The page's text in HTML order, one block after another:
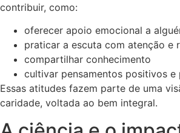
contribuir, como:
oferecer apoio emocional a
praticar a escuta com atenção e
compartilhar conhecimento
cultivar pensamentos positivos e
Essas atitudes fazem parte de uma
caridade, voltada ao bem integral.